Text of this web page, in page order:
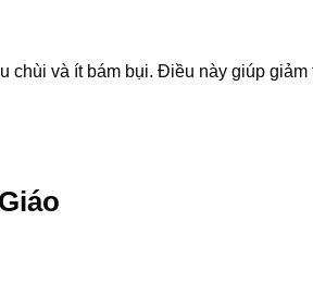
chùi và ít bám bụi. Điều này giúp giảm